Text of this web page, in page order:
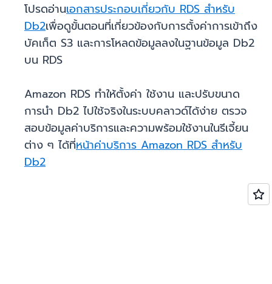
โปรดอ่านเอกสารประกอบเกี่ยวกับ RDS สำหรับ
Db2เพื่อดูขั้นตอนที่เกี่ยวข้องกับการตั้งค่าการเข้าถึง
บัคเก็ต S3 และการโหลดข้อมูลลงในฐานข้อมูล Db2
บน RDS
Amazon RDS ทำให้ตั้งค่า ใช้งาน และปรับขนาด
การนำ Db2 ไปใช้จริงในระบบคลาวด์ได้ง่าย ตรวจ
สอบข้อมูลค่าบริการและความพร้อมใช้งานในรีเจี้ยน
ต่าง ๆ ได้ที่หน้าค่าบริการ Amazon RDS สำหรับ
Db2